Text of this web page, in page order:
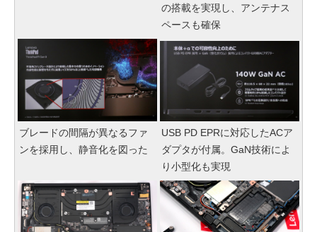
の搭載を実現し、アンテナス
ペースも確保
ブレードの間隔が異なるファ
ンを採用し、静音化を図った
USB PD EPRに対応したACア
ダプタが付属。GaN技術によ
り小型化も実現